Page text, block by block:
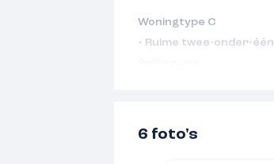
Woningtype C
• Ruime twee-onder-
• 3 slaapkamers met
• Inclusief een volledig
6 foto's